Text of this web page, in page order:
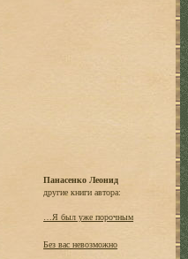
Панасенко Леонид
другие книги автора:
…Я был уже порочным
Без вас невозможно